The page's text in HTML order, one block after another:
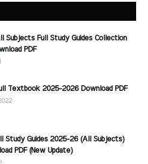
Subjects Full Study Guides Collection
PDF
Textbook 2025-2026 Download PDF
Study Guides 2025-26 (All Subjects)
PDF (New Update)